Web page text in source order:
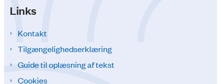
Links
Kontakt
Tilgængelighedserklæring
Guide til oplæsning af tekst
Cookies